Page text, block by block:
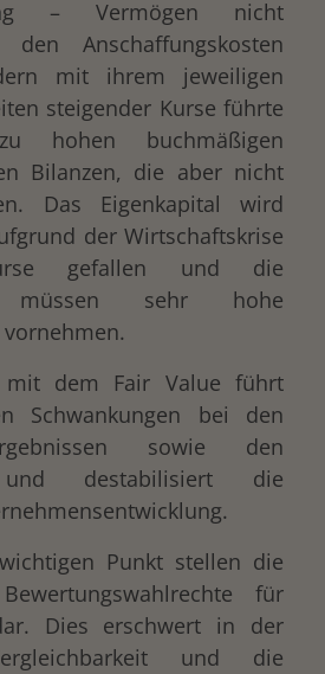
– Vermögen nicht
Anschaffungskosten
mit ihrem jeweiligen
steigender Kurse führte
hohen buchmäßigen
Bilanzen, die aber nicht
Das Eigenkapital wird
der Wirtschaftskrise
gefallen und die
müssen sehr hohe
mit dem Fair Value führt
Schwankungen bei den
sowie den
und destabilisiert die
Punkt stellen die
für
Dies erschwert in der
und die